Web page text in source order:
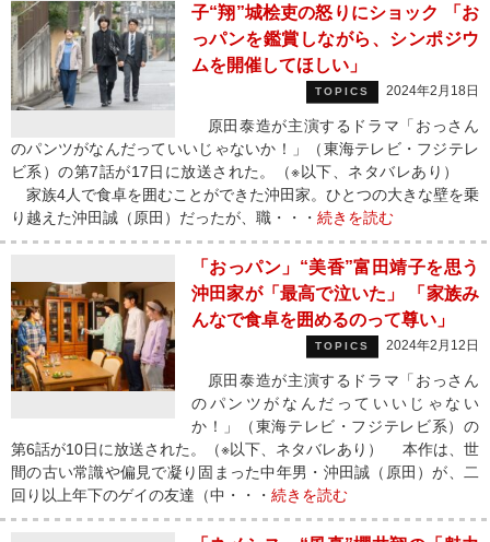
子“翔”城桧吏の怒りにショック 「お
っパンを鑑賞しながら、シンポジウ
ムを開催してほしい」
TOPICS 2024年2月18日
原田泰造が主演するドラマ「おっさん
のパンツがなんだっていいじゃないか！」（東海テレビ・フジテレ
ビ系）の第7話が17日に放送された。（※以下、ネタバレあり）
家族4人で食卓を囲むことができた沖田家。ひとつの大きな壁を乗
り越えた沖田誠（原田）だったが、職・・・ 続きを読む
「おっパン」“美香”富田靖子を思う
沖田家が「最高で泣いた」 「家族み
んなで食卓を囲めるのって尊い」
TOPICS 2024年2月12日
原田泰造が主演するドラマ「おっさん
のパンツがなんだっていいじゃない
か！」（東海テレビ・フジテレビ系）の
第6話が10日に放送された。（※以下、ネタバレあり） 本作は、世
間の古い常識や偏見で凝り固まった中年男・沖田誠（原田）が、二
回り以上年下のゲイの友達（中・・・ 続きを読む